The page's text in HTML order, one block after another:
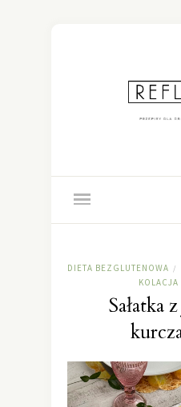
DIETA BEZGLUTENOWA /
KOLACJA
Sałatka